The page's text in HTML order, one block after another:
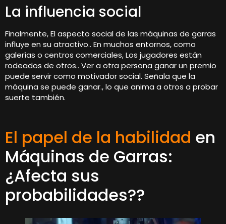
La influencia social
Finalmente, El aspecto social de las máquinas de garras
influye en su atractivo.. En muchos entornos, como
galerías o centros comerciales, Los jugadores están
rodeados de otros.. Ver a otra persona ganar un premio
puede servir como motivador social. Señala que la
máquina se puede ganar., lo que anima a otros a probar
suerte también.
El papel de la habilidad en
Máquinas de Garras:
¿Afecta sus
probabilidades??